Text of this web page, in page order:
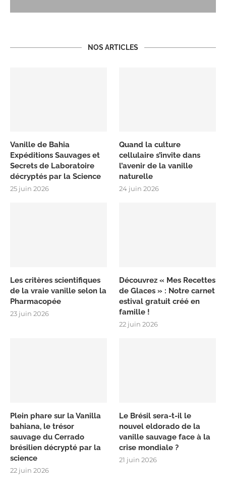
NOS ARTICLES
Vanille de Bahia
Expéditions Sauvages et
Secrets de Laboratoire
décryptés par la Science
25 juin 2026
Quand la culture
cellulaire s’invite dans
l’avenir de la vanille
naturelle
24 juin 2026
Les critères scientifiques
de la vraie vanille selon la
Pharmacopée
23 juin 2026
Découvrez « Mes Recettes
de Glaces » : Notre carnet
estival gratuit créé en
famille !
22 juin 2026
Plein phare sur la Vanilla
bahiana, le trésor
sauvage du Cerrado
brésilien décrypté par la
science
22 juin 2026
Le Brésil sera-t-il le
nouvel eldorado de la
vanille sauvage face à la
crise mondiale ?
21 juin 2026